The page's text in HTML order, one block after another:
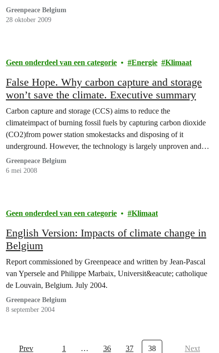
Greenpeace Belgium
28 oktober 2009
Geen onderdeel van een categorie Energie Klimaat
False Hope. Why carbon capture and storage
won’t save the climate. Executive summary
Carbon capture and storage (CCS) aims to reduce the
climateimpact of burning fossil fuels by capturing carbon dioxide
(CO2)from power station smokestacks and disposing of it
underground. However, the technology is largely unproven and
will not be ready in time to save the climate.
Greenpeace Belgium
6 mei 2008
Geen onderdeel van een categorie Klimaat
English Version: Impacts of climate change in
Belgium
Report commissioned by Greenpeace and written by Jean-Pascal
van Ypersele and Philippe Marbaix, Universit&eacute; catholique
de Louvain, Belgium. July 2004.
Greenpeace Belgium
8 september 2004
Prev 1 … 36 37 38 Next